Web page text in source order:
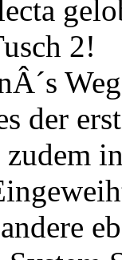
2!
der